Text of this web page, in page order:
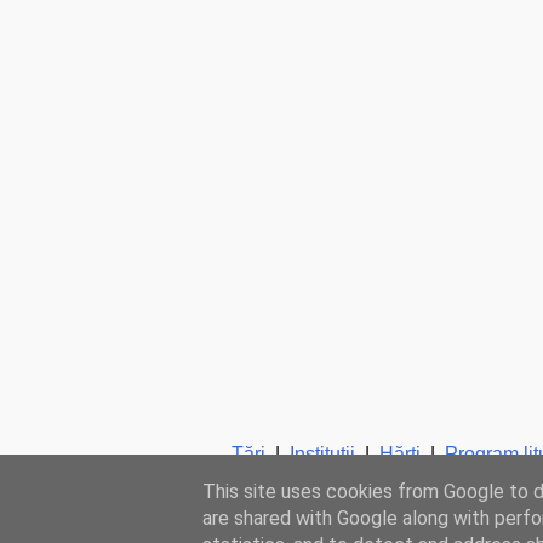
Ţări|Instituţii|Hărţi|Program
This site uses cookies from Google to
are shared with Google along with